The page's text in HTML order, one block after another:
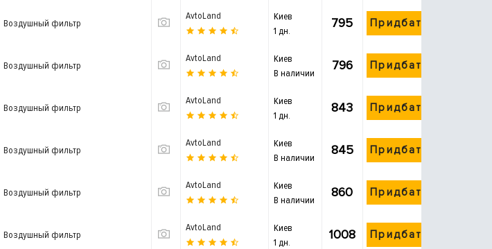
Воздушный фильтр
AvtoLand
Киев
1 дн.
795 Придбати
Воздушный фильтр
AvtoLand
Киев
В наличии
796 Придбати
Воздушный фильтр
AvtoLand
Киев
1 дн.
843 Придбати
Воздушный фильтр
AvtoLand
Киев
В наличии
845 Придбати
Воздушный фильтр
AvtoLand
Киев
В наличии
860 Придбати
Воздушный фильтр
AvtoLand
Киев
1 дн.
1008 Придбати